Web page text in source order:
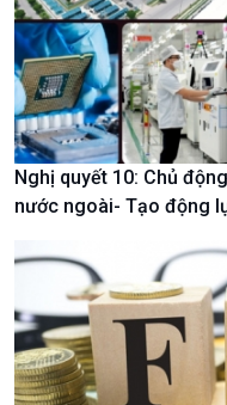
Nghị quyết 10: Chủ
nước ngoài- Tạo động